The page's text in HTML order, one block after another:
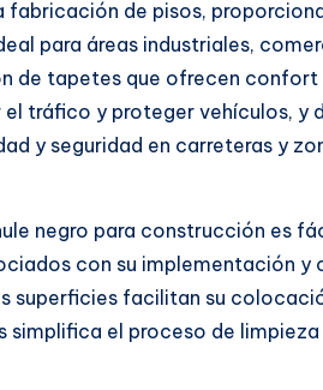
de pisos,
para áreas industriales,
de tapetes que ofrecen confort
tráfico y proteger vehículos, y
y seguridad en carreteras y
negro para construcción es
con su implementación y
superficies facilitan su
simplifica el proceso de limpieza